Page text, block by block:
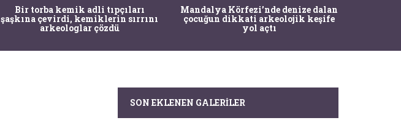
Bir torba kemik adli tıpçıları
şaşkına çevirdi, kemiklerin sırrını
arkeologlar çözdü
Mandalya Körfezi’nde denize dalan
çocuğun dikkati arkeolojik keşife
yol açtı
SON EKLENEN GALERILER